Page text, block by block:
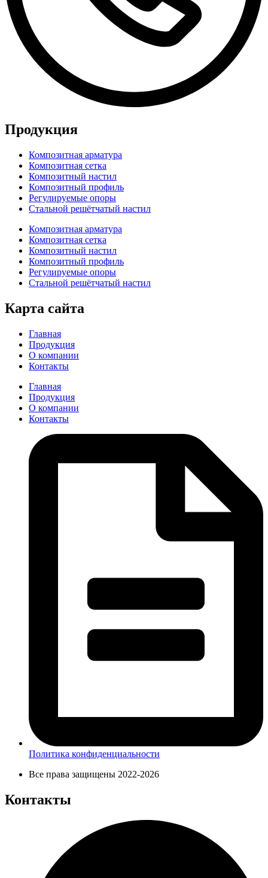
Продукция
Композитная арматура
Композитная сетка
Композитный настил
Композитный профиль
Регулируемые опоры
Стальной решётчатый настил
Композитная арматура
Композитная сетка
Композитный настил
Композитный профиль
Регулируемые опоры
Стальной решётчатый настил
Карта сайта
Главная
Продукция
О компании
Контакты
Главная
Продукция
О компании
Контакты
Политика конфиденциальности
Все права защищены 2022-2026
Контакты